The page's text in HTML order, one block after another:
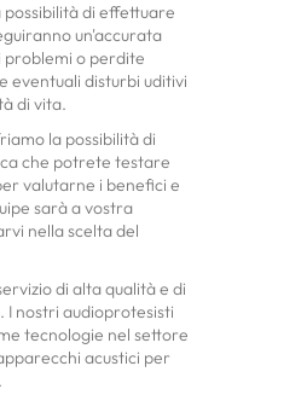
di effettuare
un'accurata
problemi o perdite
eventuali disturbi uditivi
di vita.
la possibilità di
che potrete testare
valutarne i benefici e
sarà a vostra
nella scelta del
di alta qualità e di
I nostri audioprotesisti
tecnologie nel settore
acustici per